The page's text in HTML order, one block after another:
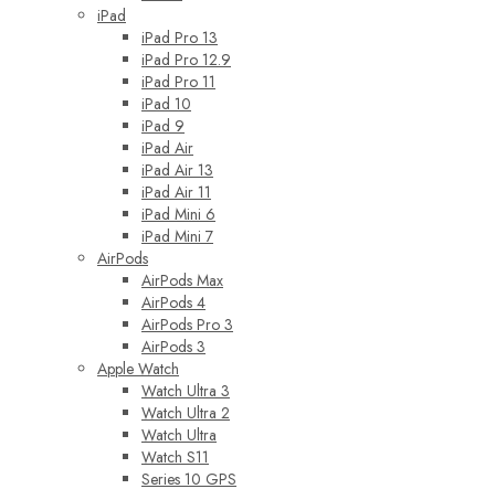
iPad
iPad Pro 13
iPad Pro 12.9
iPad Pro 11
iPad 10
iPad 9
iPad Air
iPad Air 13
iPad Air 11
iPad Mini 6
iPad Mini 7
AirPods
AirPods Max
AirPods 4
AirPods Pro 3
AirPods 3
Apple Watch
Watch Ultra 3
Watch Ultra 2
Watch Ultra
Watch S11
Series 10 GPS